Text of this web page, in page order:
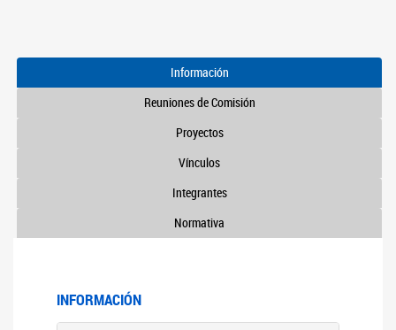
Información
Reuniones de Comisión
Proyectos
Vínculos
Integrantes
Normativa
INFORMACIÓN